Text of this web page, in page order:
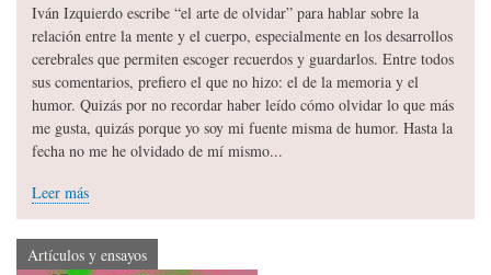
Iván Izquierdo escribe “el arte de olvidar” para hablar sobre la
relación entre la mente y el cuerpo, especialmente en los desarrollos
cerebrales que permiten escoger recuerdos y guardarlos. Entre todos
sus comentarios, prefiero el que no hizo: el de la memoria y el
humor. Quizás por no recordar haber leído cómo olvidar lo que más
me gusta, quizás porque yo soy mi fuente misma de humor. Hasta la
fecha no me he olvidado de mí mismo...
Leer más
Artículos y ensayos